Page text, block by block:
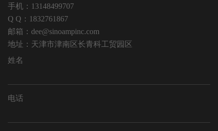
手机：13148499707
Q Q：1832761867
邮箱：dee@sinoampinc.com
地址：天津市津南区长青科工贸园区
姓名
电话